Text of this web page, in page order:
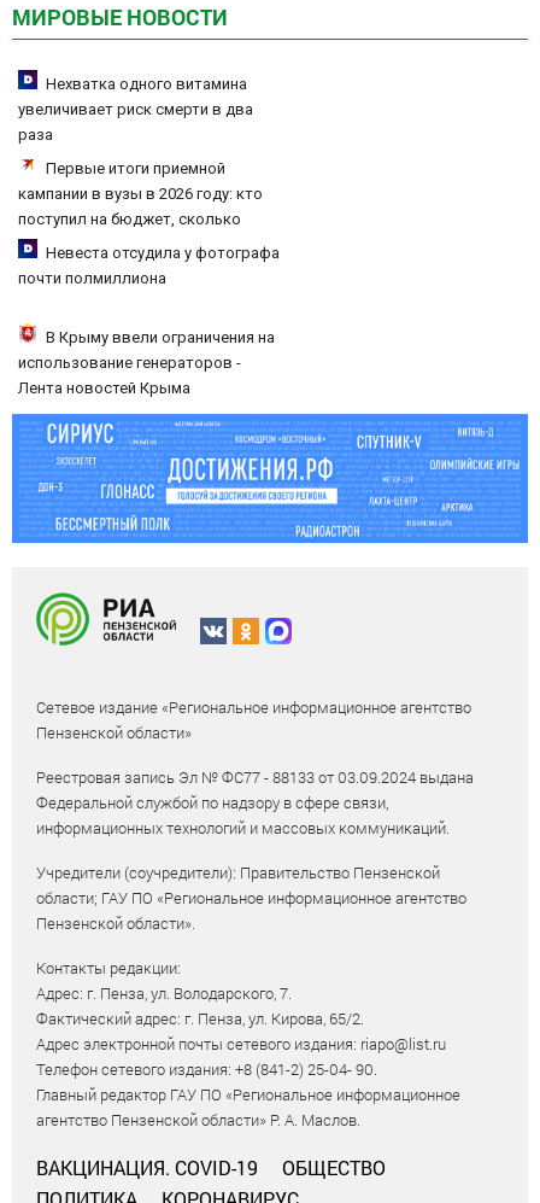
МИРОВЫЕ НОВОСТИ
Нехватка одного витамина
увеличивает риск смерти в два
раза
Первые итоги приемной
кампании в вузы в 2026 году: кто
поступил на бюджет, сколько
олимпиадников, результаты,
Невеста отсудила у фотографа
почти полмиллиона
В Крыму ввели ограничения на
использование генераторов -
Лента новостей Крыма
Сетевое издание «Региональное информационное агентство
Пензенской области»
Реестровая запись Эл № ФС77 - 88133 от 03.09.2024 выдана
Федеральной службой по надзору в сфере связи,
информационных технологий и массовых коммуникаций.
Учредители (соучредители): Правительство Пензенской
области; ГАУ ПО «Региональное информационное агентство
Пензенской области».
Контакты редакции:
Адрес: г. Пенза, ул. Володарского, 7.
Фактический адрес: г. Пенза, ул. Кирова, 65/2.
Адрес электронной почты сетевого издания: riapo@list.ru
Телефон сетевого издания: +8 (841-2) 25-04- 90.
Главный редактор ГАУ ПО «Региональное информационное
агентство Пензенской области» Р. А. Маслов.
ВАКЦИНАЦИЯ. COVID-19
ОБЩЕСТВО